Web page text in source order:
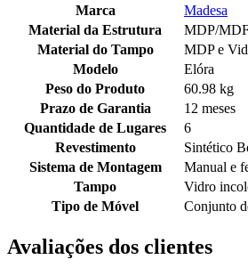
Marca
Madesa
Material da Estrutura
MDP/
Material do Tampo
MDP e
Modelo
Elóra
Peso do Produto
60.98 kg
Prazo de Garantia
12 meses
Quantidade de Lugares
6
Revestimento
Sintético
Sistema de Montagem
Manual e
Tampo
Vidro
Tipo de Móvel
Conjunto
Avaliações dos clientes